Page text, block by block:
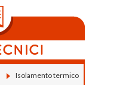
Isolamento termico